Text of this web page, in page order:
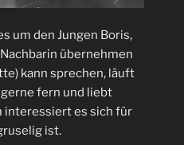
um den Jungen Boris,
übernehmen
kann sprechen, läuft
fern und liebt
interessiert es sich für
ist.